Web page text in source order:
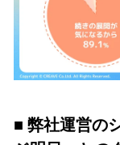
■ 弊社運営の